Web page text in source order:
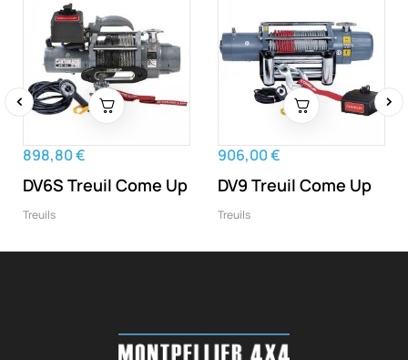
898,80 €
DV6S Treuil Come Up
Treuils
906,00 €
DV9 Treuil Come Up
Treuils